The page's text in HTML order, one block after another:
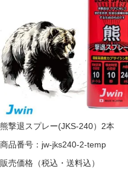
熊撃退スプレー(JKS-240）2本
商品番号：jw-jks240-2-temp
販売価格 （税込・送料込）